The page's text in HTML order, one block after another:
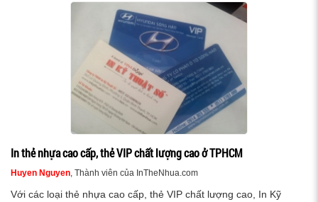
In thẻ nhựa cao cấp, thẻ VIP chất lượng cao ở TPHCM
Huyen Nguyen, Thành viên của InTheNhua.com
Với các loại thẻ nhựa cao cấp, thẻ VIP chất lượng cao, In Kỹ